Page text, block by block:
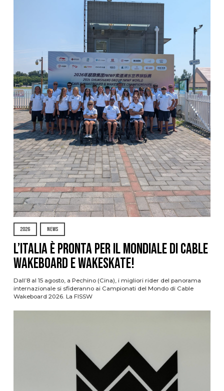
2026 NEWS
L’Italia è pronta per il Mondiale di Cable
Wakeboard e Wakeskate!
Dall’8 al 15 agosto, a Pechino (Cina), i migliori rider del panorama
internazionale si sfideranno ai Campionati del Mondo di Cable
Wakeboard 2026. La FISSW